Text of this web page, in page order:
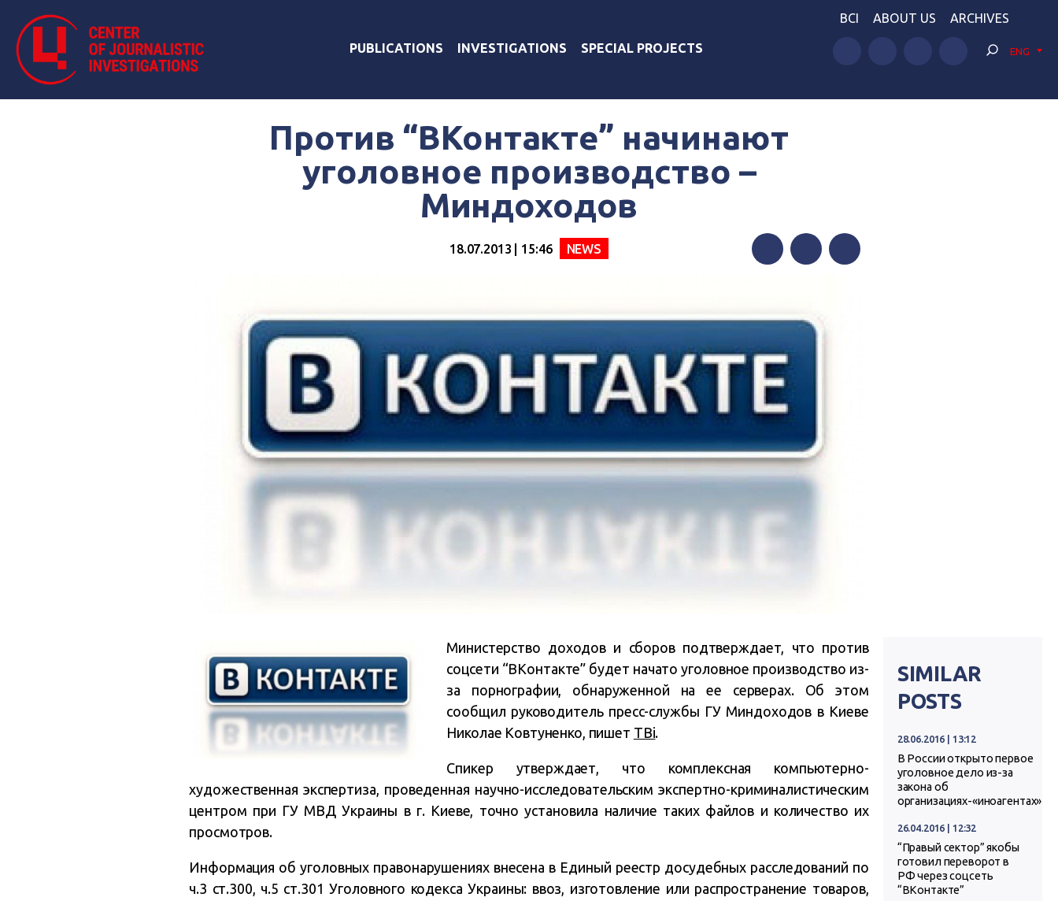
PUBLICATIONS INVESTIGATIONS SPECIAL PROJECTS
BCI ABOUT US ARCHIVES
ENG
Против “ВКонтакте” начинают
уголовное производство –
Миндоходов
18.07.2013 | 15:46 NEWS
Министерство доходов и сборов подтверждает, что против
соцсети “ВКонтакте” будет начато уголовное производство из-
за порнографии, обнаруженной на ее серверах. Об этом
сообщил руководитель пресс-службы ГУ Миндоходов в Киеве
Николае Ковтуненко, пишет ТВі.
Спикер утверждает, что комплексная компьютерно-
художественная экспертиза, проведенная научно-исследовательским экспертно-криминалистическим
центром при ГУ МВД Украины в г. Киеве, точно установила наличие таких файлов и количество их
просмотров.
Информация об уголовных правонарушениях внесена в Единый реестр досудебных расследований по
ч.3 ст.300, ч.5 ст.301 Уголовного кодекса Украины: ввоз, изготовление или распространение товаров,
SIMILAR
POSTS
28.06.2016 | 13:12
В России открыто первое
уголовное дело из-за
закона об
организациях-«иноагентах»
26.04.2016 | 12:32
“Правый сектор” якобы
готовил переворот в
РФ через соцсеть
“ВКонтакте”